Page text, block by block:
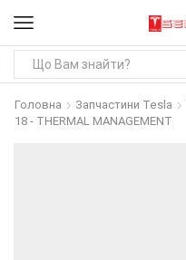
Головна Запчастини Tesla
18 - THERMAL MANAGEMENT